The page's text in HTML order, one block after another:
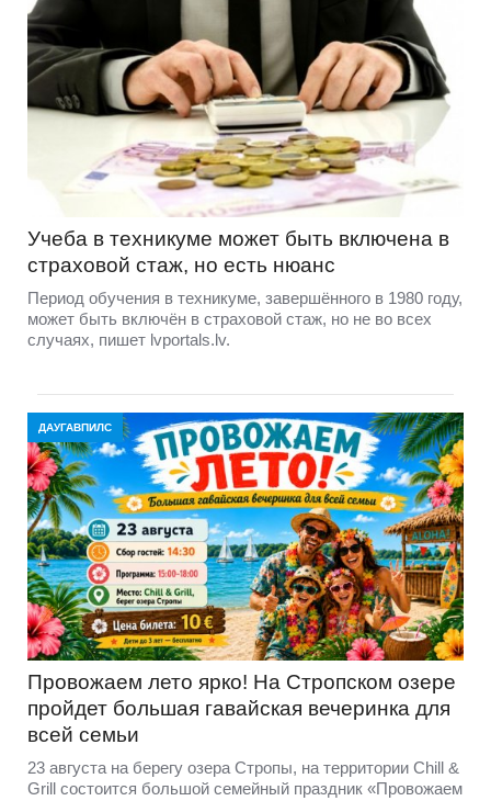
Учеба в техникуме может быть включена в
страховой стаж, но есть нюанс
Период обучения в техникуме, завершённого в 1980 году,
может быть включён в страховой стаж, но не во всех
случаях, пишет lvportals.lv.
ДАУГАВПИЛС
Провожаем лето ярко! На Стропском озере
пройдет большая гавайская вечеринка для
всей семьи
23 августа на берегу озера Стропы, на территории Chill &
Grill состоится большой семейный праздник «Провожаем